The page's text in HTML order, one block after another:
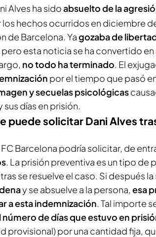
Alves ha sidoabsuelto de la
hechos ocurridos en diciembre
de Barcelona. Yagozaba de
pero esta noticia se ha convertido en
no todo ha terminado. El
por el tiempo que pasó
y secuelas psicológicas
días en prisión.
puede solicitar Dani Alves
Barcelona podría solicitar, de
. La prisión preventiva es un tipo de
se resuelve el caso. Si después
y se absuelve a la persona, esa
a esta indemnización. Tal importe
de días que estuvo en
provisional) por una cantidad fija,